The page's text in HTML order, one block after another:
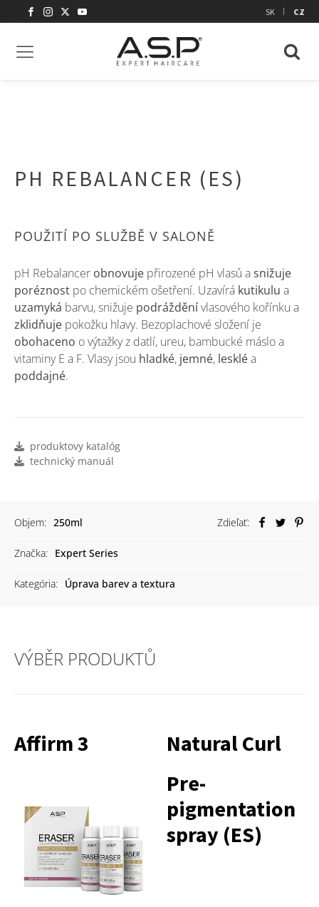
SK | CZ
PH REBALANCER (ES)
POUŽITÍ PO SLUŽBĚ V SALONĚ
pH Rebalancer obnovuje přirozené pH vlasů asnižuje
poréznost po chemickém ošetření. Uzavírá kutikulu a
uzamyká barvu, snižuje podrážděnívlasového kořínku a
zklidňuje pokožku hlavy. Bezoplachové složení je
obohaceno o výtažky z datlí, ureu, bambucké máslo a
vitaminy E a F. Vlasy jsou hladké, jemné, leskléa
poddajné.
produktovy katalóg
technický manuál
Objem: 250ml Zdieľať:
Značka: Expert Series
Kategória: Úprava barev a textura
VÝBĚR PRODUKTŮ
Affirm 3 Natural Curl
Pre-
pigmentation
spray (ES)